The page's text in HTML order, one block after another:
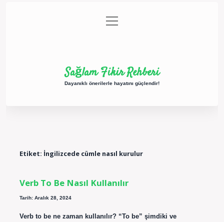
Gizlilik Politikası
menüyü
aç
Sağlam Fikir Rehberi
Dayanıklı önerilerle hayatını güçlendir!
Etiket: İngilizcede cümle nasıl kurulur
Verb To Be Nasıl Kullanılır
Tarih: Aralık 28, 2024
Verb to be ne zaman kullanılır? “To be” şimdiki ve